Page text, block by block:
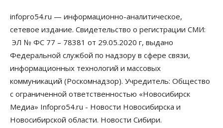
Финансы
Расходы новосибирцев на спорт выросли на 40%
за полгода
07 Августа 2026, 14:35
Сибирские аграрии увеличивают посевы горчицы
07 Августа 2026, 14:00
Власть
В Новосибирске многодетным семьям вручили
сертификаты на покупку автомобилей
infopro54.ru — информационно-аналитическое,
сетевое издание. Свидетельство о регистрации СМИ:
ЭЛ № ФС 77 – 78381 от 29.05.2020 г, выдано
Федеральной службой по надзору в сфере связи,
информационных технологий и массовых
коммуникаций (Роскомнадзор). Учредитель: Общество
с ограниченной ответственностью «Новосибирск
Медиа» Infopro54.ru - Новости Новосибирска и
Новосибирской области. Новости Сибири.